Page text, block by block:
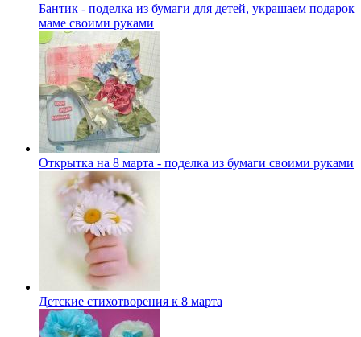
Бантик - поделка из бумаги для детей, украшаем подарок
маме своими руками
Открытка на 8 марта - поделка из бумаги своими руками
Детские стихотворения к 8 марта